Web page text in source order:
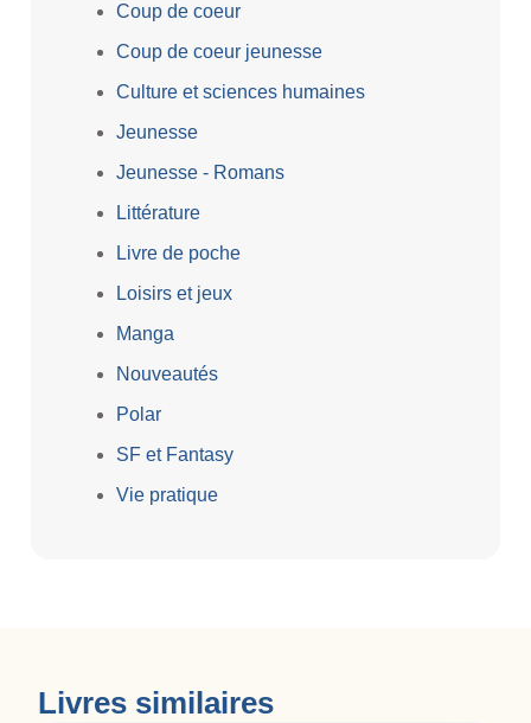
Coup de coeur
Coup de coeur jeunesse
Culture et sciences humaines
Jeunesse
Jeunesse - Romans
Littérature
Livre de poche
Loisirs et jeux
Manga
Nouveautés
Polar
SF et Fantasy
Vie pratique
Livres similaires